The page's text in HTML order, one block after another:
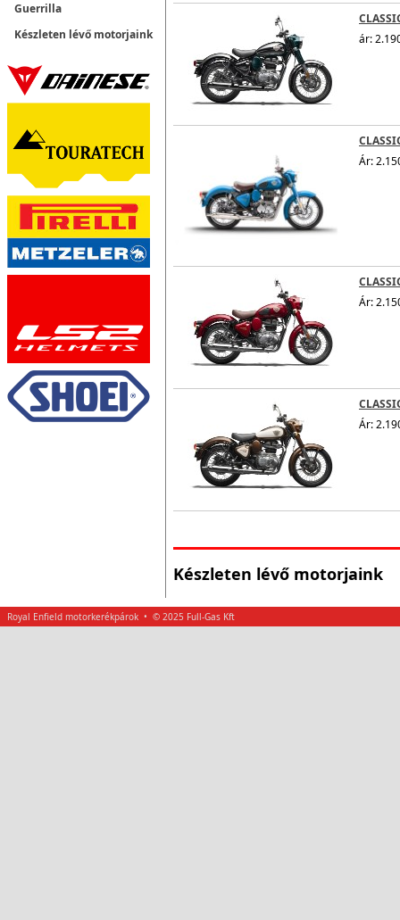
Guerrilla
Készleten lévő motorjaink
ár:
Ár:
Ár:
Ár:
Készleten lévő motorjaink
Royal Enfield motorkerékpárok • © 2025 Full-Gas Kft